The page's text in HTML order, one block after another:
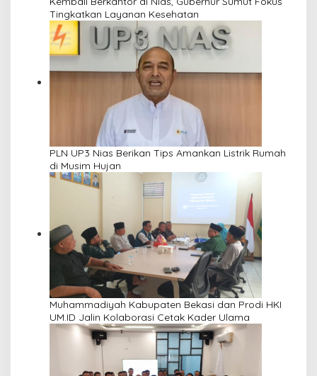
Tingkatkan Layanan Kesehatan
PLN UP3 Nias Berikan Tips Amankan Listrik Rumah
di Musim Hujan
Muhammadiyah Kabupaten Bekasi dan Prodi HKI
UM.ID Jalin Kolaborasi Cetak Kader Ulama